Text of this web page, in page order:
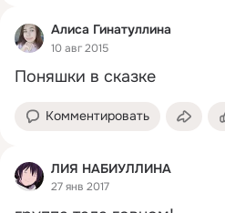
Алиса Гинатуллина
10 авг 2015
Поняшки в сказке
Комментировать
ЛИЯ НАБИУЛЛИНА
27 янв 2017